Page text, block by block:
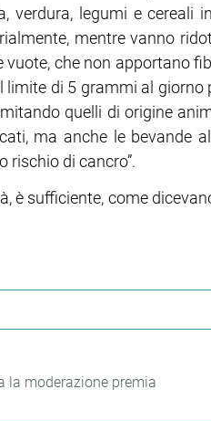
verdura, legumi e cereali
mentre vanno
che non apportano
limite di 5 grammi al giorno
quelli di origine
ma anche le bevande
di cancro”.
è sufficiente, come
la moderazione premia